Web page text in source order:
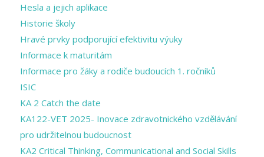
Hesla a jejich aplikace
Historie školy
Hravé prvky podporující efektivitu výuky
Informace k maturitám
Informace pro žáky a rodiče budoucích 1. ročníků
ISIC
KA 2 Catch the date
KA122-VET 2025- Inovace zdravotnického vzdělávání
pro udržitelnou budoucnost
KA2 Critical Thinking, Communicational and Social Skills